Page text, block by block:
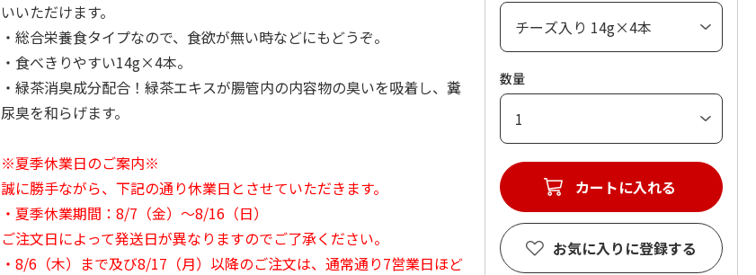
いいただけます。
・総合栄養食タイプなので、食欲が無い時などにもどうぞ。
・食べきりやすい14g×4本。
・緑茶消臭成分配合！緑茶エキスが腸管内の内容物の臭いを吸着し、糞
尿臭を和らげます。
※夏季休業日のご案内※
誠に勝手ながら、下記の通り休業日とさせていただきます。
・夏季休業期間：8/7（金）～8/16（日）
ご注文日によって発送日が異なりますのでご了承ください。
・8/6（木）まで及び8/17（月）以降のご注文は、通常通り7営業日ほど
数量
カートに入れる
お気に入りに登録する